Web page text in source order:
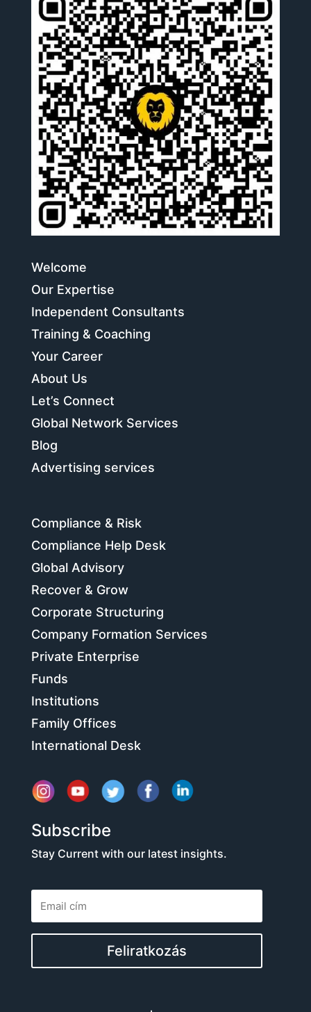
Welcome
Our Expertise
Independent Consultants
Training & Coaching
Your Career
About Us
Let’s Connect
Global Network Services
Blog
Advertising services
Compliance & Risk
Compliance Help Desk
Global Advisory
Recover & Grow
Corporate Structuring
Company Formation Services
Private Enterprise
Funds
Institutions
Family Offices
International Desk
Subscribe
Stay Current with our latest insights.
Feliratkozás